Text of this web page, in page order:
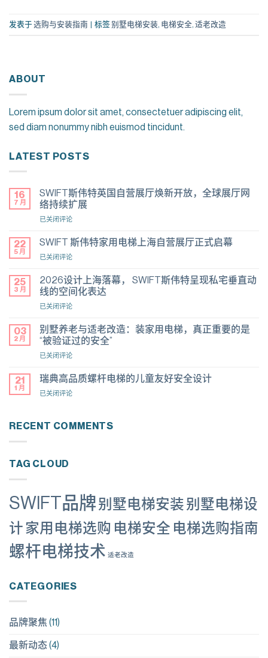
发表于 选购与安装指南 标签 别墅电梯安装 电梯安全 适老改造
ABOUT
Lorem ipsum dolor sit amet, consectetuer adipiscing elit,
sed diam nonummy nibh euismod tincidunt.
LATEST POSTS
16
7 月
SWIFT斯伟特英国自营展厅焕新开放，全球展厅网
络持续扩展
SWIFT
伟
英
自
营
厅
新
开
放，
球
展
厅
持
已关闭评论
22
5 月
SWIFT 斯伟特家用电梯上海自营展厅正式启幕
SWIFT
伟
特
家
用
梯
上
自
展
厅
幕
已关闭评论
25
3 月
2026设计上海落幕， SWIFT斯伟特呈现私宅垂直动
线的空间化表达
2026
计
上
海
落
SWIFT
伟
现
垂
空
间
化
达
已关闭评论
03
2 月
别墅养老与适老改造：装家用电梯，真正重要的是
“被验证过的安全”
别
养
与
改
用
真
正
要
是
过
全”
已关闭评论
21
1 月
瑞典高品质螺杆电梯的儿童友好安全设计
瑞
品
电
儿
好
安
全
设
已关闭评论
RECENT COMMENTS
TAG CLOUD
SWIFT品牌 别墅电梯安装 别墅电梯设
计 家用电梯选购 电梯安全 电梯选购指南
螺杆电梯技术 适老改造
CATEGORIES
品牌聚焦 (11)
最新动态(4)